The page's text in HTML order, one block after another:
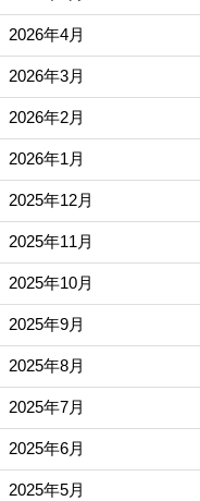
2026年4月
2026年3月
2026年2月
2026年1月
2025年12月
2025年11月
2025年10月
2025年9月
2025年8月
2025年7月
2025年6月
2025年5月